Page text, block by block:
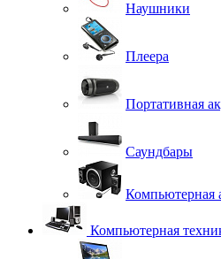
Наушники
Плеера
Портативная
Саундбары
Компьютерная
Компьютерная